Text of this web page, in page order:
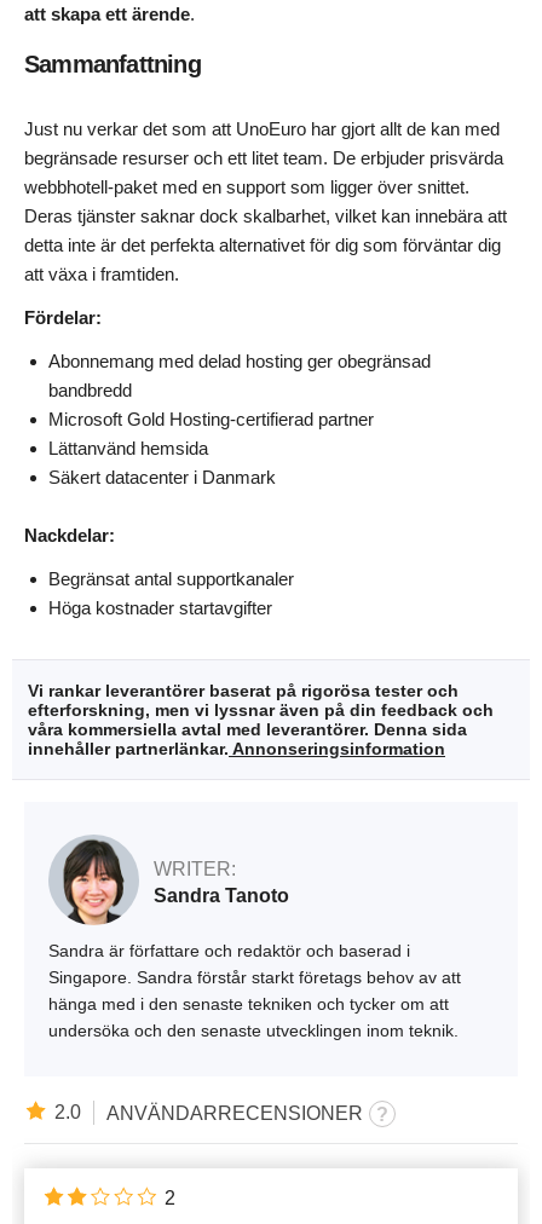
att skapa ett ärende.
Sammanfattning
Just nu verkar det som att UnoEuro har gjort allt de kan med
begränsade resurser och ett litet team. De erbjuder prisvärda
webbhotell-paket med en support som ligger över snittet.
Deras tjänster saknar dock skalbarhet, vilket kan innebära att
detta inte är det perfekta alternativet för dig som förväntar dig
att växa i framtiden.
Fördelar:
Abonnemang med delad hosting ger obegränsad
bandbredd
Microsoft Gold Hosting-certifierad partner
Lättanvänd hemsida
Säkert datacenter i Danmark
Nackdelar:
Begränsat antal supportkanaler
Höga kostnader startavgifter
Vi rankar leverantörer baserat på rigorösa tester och
efterforskning, men vi lyssnar även på din feedback och
våra kommersiella avtal med leverantörer. Denna sida
innehåller partnerlänkar. Annonseringsinformation
WRITER:
Sandra Tanoto
Sandra är författare och redaktör och baserad i
Singapore. Sandra förstår starkt företags behov av att
hänga med i den senaste tekniken och tycker om att
undersöka och den senaste utvecklingen inom teknik.
2.0 ANVÄNDARRECENSIONER
2